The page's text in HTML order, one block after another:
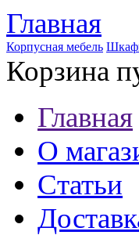
Главная
Корпусная мебель
Корзина
Главная
О
Статьи